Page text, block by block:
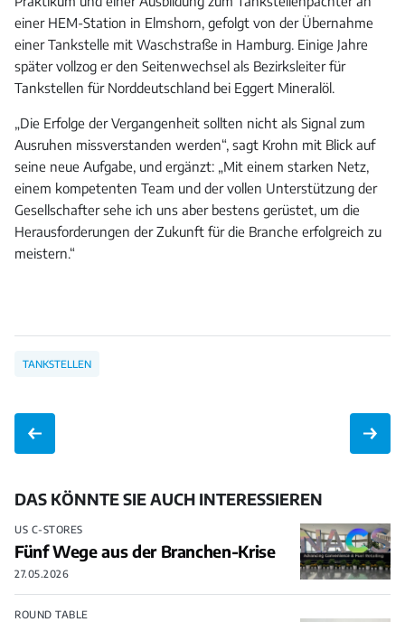
einer HEM-Station in Elmshorn, gefolgt von der Übernahme
einer Tankstelle mit Waschstraße in Hamburg. Einige Jahre
später vollzog er den Seitenwechsel als Bezirksleiter für
Tankstellen für Norddeutschland bei Eggert Mineralöl.
„Die Erfolge der Vergangenheit sollten nicht als Signal zum
Ausruhen missverstanden werden“, sagt Krohn mit Blick auf
seine neue Aufgabe, und ergänzt: „Mit einem starken Netz,
einem kompetenten Team und der vollen Unterstützung der
Gesellschafter sehe ich uns aber bestens gerüstet, um die
Herausforderungen der Zukunft für die Branche erfolgreich zu
meistern.“
TANKSTELLEN
DAS KÖNNTE SIE AUCH INTERESSIEREN
US C-STORES
Fünf Wege aus der Branchen-Krise
27.05.2026
ROUND TABLE